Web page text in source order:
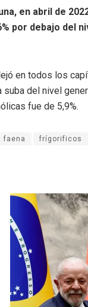
en abril de
por debajo del
en todos los
del nivel
fue de 5,9%.
faena frígorificos